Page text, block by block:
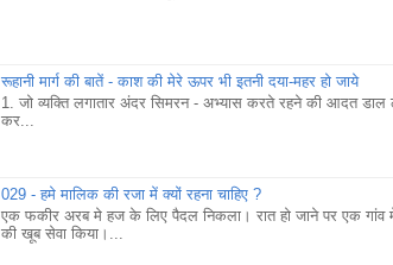
रूहानी मार्ग की बातें - काश की मेरे ऊपर भी इतनी दया-महर हो जाये
1. जो व्यक्ति लगातार अंदर सिमरन - अभ्यास करते रहने की आदत
कर...
029 - हमे मालिक की रजा में क्यों रहना चाहिए ?
एक फकीर अरब मे हज के लिए पैदल निकला। रात हो जाने पर एक गांव
की खूब सेवा किया।...